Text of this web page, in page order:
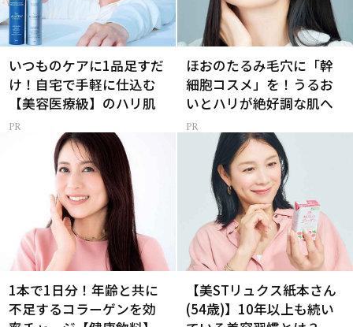
いつものケアに1品足すだ
け！自宅で手軽に仕込む
【美容医療級】のハリ肌
ほおのたるみ毛穴に「幹
細胞コスメ」を！うるお
いとハリが絶好調な肌へ
1本で1日分！年齢と共に
不足するコラーゲンを効
【美STリュクス紙本さん
(54歳)】10年以上も続い